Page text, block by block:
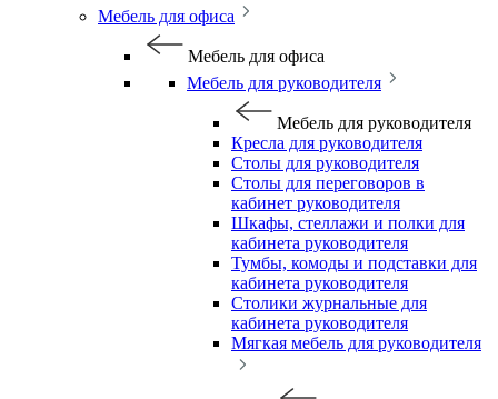
Мебель для офиса
Мебель для офиса
Мебель для руководителя
Мебель для руководителя
Кресла для руководителя
Столы для руководителя
Столы для переговоров в
кабинет руководителя
Шкафы, стеллажи и полки для
кабинета руководителя
Тумбы, комоды и подставки для
кабинета руководителя
Столики журнальные для
кабинета руководителя
Мягкая мебель для руководителя